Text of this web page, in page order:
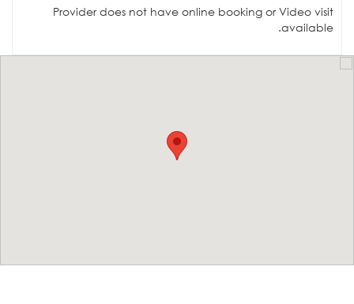
Provider does not have online booking or Video visit
available.